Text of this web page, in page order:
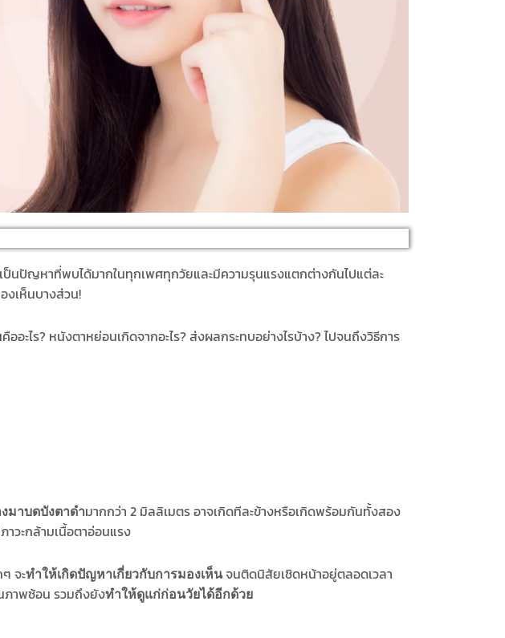
ปัญหาที่พบได้มากในทุกเพศทุกวัยและมีความรุนแรงแตกต่างกันไปแต่ละ
งเห็นบางส่วน!
ไร? หนังตาหย่อนเกิดจากอะไร? ส่งผลกระทบอย่างไรบ้าง? ไปจนถึงวิธีการ
มาบดบังตาดำมากกว่า 2 มิลลิเมตร อาจเกิดทีละข้างหรือเกิดพร้อมกันทั้งสอง
วะกล้ามเนื้อตาอ่อนแรง
จะทำให้เกิดปัญหาเกี่ยวกับการมองเห็นจนติดนิสัยเชิดหน้าอยู่ตลอดเวลา
ภาพซ้อน รวมถึงยังทำให้ดูแก่ก่อนวัยได้อีกด้วย